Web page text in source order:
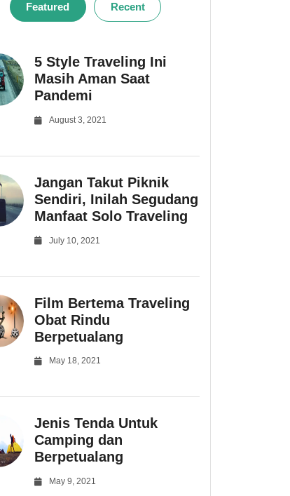
Featured Recent
5 Style Traveling Ini
Masih Aman Saat
Pandemi
August 3, 2021
Jangan Takut Piknik
Sendiri, Inilah Segudang
Manfaat Solo Traveling
July 10, 2021
Film Bertema Traveling
Obat Rindu
Berpetualang
May 18, 2021
Jenis Tenda Untuk
Camping dan
Berpetualang
May 9, 2021